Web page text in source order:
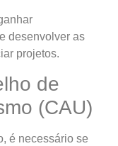
desenvolver as
projetos.
de
(CAU)
é necessário se